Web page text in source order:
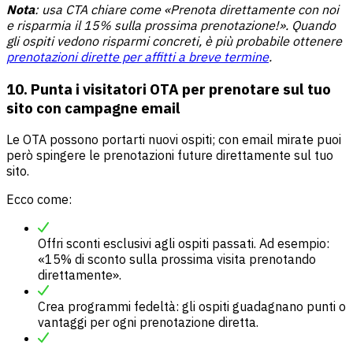
Nota: usa CTA chiare come «Prenota direttamente con noi
e risparmia il 15% sulla prossima prenotazione!». Quando
gli ospiti vedono risparmi concreti, è più probabile ottenere
prenotazioni dirette per affitti a breve termine.
10. Punta i visitatori OTA per prenotare sul tuo
sito con campagne email
Le OTA possono portarti nuovi ospiti; con email mirate puoi
però spingere le prenotazioni future direttamente sul tuo
sito.
Ecco come:
Offri sconti esclusivi agli ospiti passati. Ad esempio:
«15% di sconto sulla prossima visita prenotando
direttamente».
Crea programmi fedeltà: gli ospiti guadagnano punti o
vantaggi per ogni prenotazione diretta.